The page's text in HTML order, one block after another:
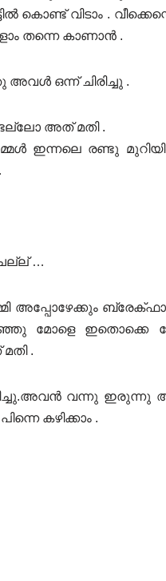
കൊണ്ട് വിടാം .
തന്നെ കാണാൻ .
അവൾ ഒന്ന് ചിരിച്ചു .
അത് മതി .
ഇന്നലെ രണ്ടു
…
അപ്പോഴേക്കും
മോളെ ഇതൊക്കെ
.
വന്നു ഇരുന്നു
കഴിക്കാം .